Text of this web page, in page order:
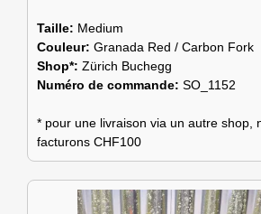
Taille: Medium
Couleur: Granada Red / Carbon Fork
Shop*: Zürich Buchegg
Numéro de commande: SO_1152
* pour une livraison via un autre shop,
facturons CHF100